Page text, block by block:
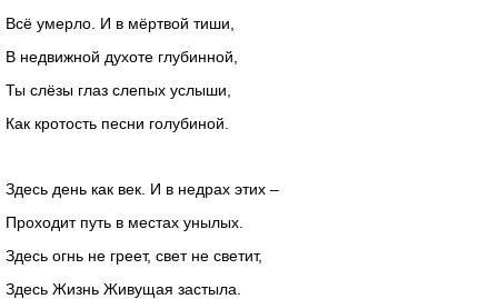
Всё умерло. И в мёртвой тиши,
В недвижной духоте глубинной,
Ты слёзы глаз слепых услыши,
Как кротость песни голубиной.
Здесь день как век. И в недрах этих –
Проходит путь в местах унылых.
Здесь огнь не греет, свет не светит,
Здесь Жизнь Живущая застыла.